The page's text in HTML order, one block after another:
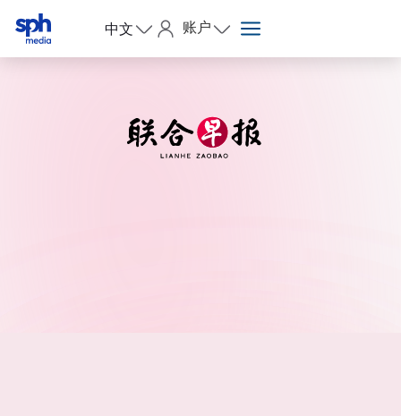
中文 账户